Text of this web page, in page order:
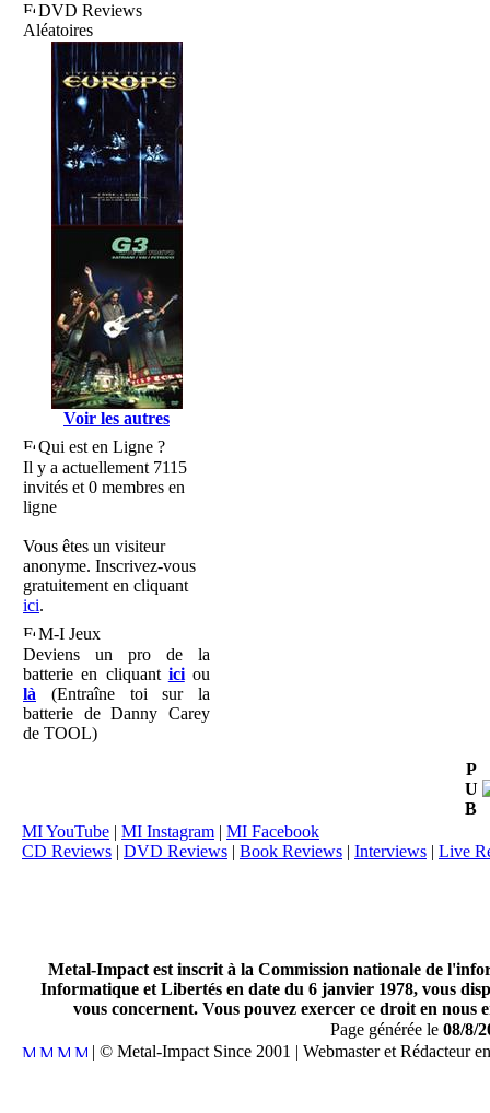
DVD Reviews
Aléatoires
Voir les autres
Qui est en Ligne ?
Il y a actuellement 7115
invités et 0 membres en
ligne
Vous êtes un visiteur
anonyme. Inscrivez-vous
gratuitement en cliquant
ici.
M-I Jeux
Deviens un pro de la
batterie en cliquant iciou
là (Entraîne toi sur la
batterie de Danny Carey
de TOOL)
P
U
B
MI YouTube | MI Instagram | MI Facebook
CD Reviews | DVD Reviews | Book Reviews | Interviews | Live
Metal-Impact est inscrit à la Commission nationale de
Informatique et Libertés en date du 6 janvier 1978, vous
vous concernent. Vous pouvez exercer ce droit en
Page générée le 08/8/
| © Metal-Impact Since 2001 | Webmaster et Rédacteur